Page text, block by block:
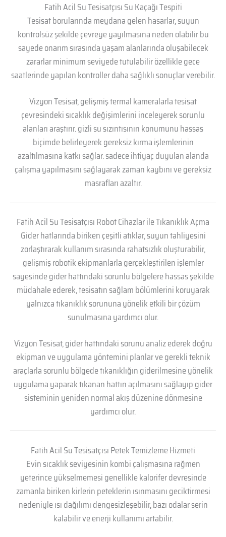
Fatih Acil Su Tesisatçısı Su Kaçağı Tespiti
Tesisat borularında meydana gelen hasarlar, suyun
kontrolsüz şekilde çevreye yayılmasına neden olabilir bu
sayede onarım sırasında yaşam alanlarında oluşabilecek
zararlar minimum seviyede tutulabilir özellikle gece
saatlerinde yapılan kontroller daha sağlıklı sonuçlar verebilir.
Vizyon Tesisat, gelişmiş termal kameralarla tesisat
çevresindeki sıcaklık değişimlerini inceleyerek sorunlu
alanları araştırır. gizli su sızıntısının konumunu hassas
biçimde belirleyerek gereksiz kırma işlemlerinin
azaltılmasına katkı sağlar. sadece ihtiyaç duyulan alanda
çalışma yapılmasını sağlayarak zaman kaybını ve gereksiz
masrafları azaltır.
Fatih Acil Su Tesisatçısı Robot Cihazlar ile Tıkanıklık Açma
Gider hatlarında biriken çeşitli atıklar, suyun tahliyesini
zorlaştırarak kullanım sırasında rahatsızlık oluşturabilir,
gelişmiş robotik ekipmanlarla gerçekleştirilen işlemler
sayesinde gider hattındaki sorunlu bölgelere hassas şekilde
müdahale ederek, tesisatın sağlam bölümlerini koruyarak
yalnızca tıkanıklık sorununa yönelik etkili bir çözüm
sunulmasına yardımcı olur.
Vizyon Tesisat, gider hattındaki sorunu analiz ederek doğru
ekipman ve uygulama yöntemini planlar ve gerekli teknik
araçlarla sorunlu bölgede tıkanıklığın giderilmesine yönelik
uygulama yaparak tıkanan hattın açılmasını sağlayıp gider
sisteminin yeniden normal akış düzenine dönmesine
yardımcı olur.
Fatih Acil Su Tesisatçısı Petek Temizleme Hizmeti
Evin sıcaklık seviyesinin kombi çalışmasına rağmen
yeterince yükselmemesi genellikle kalorifer devresinde
zamanla biriken kirlerin peteklerin ısınmasını geciktirmesi
nedeniyle ısı dağılımı dengesizleşebilir, bazı odalar serin
kalabilir ve enerji kullanımı artabilir.